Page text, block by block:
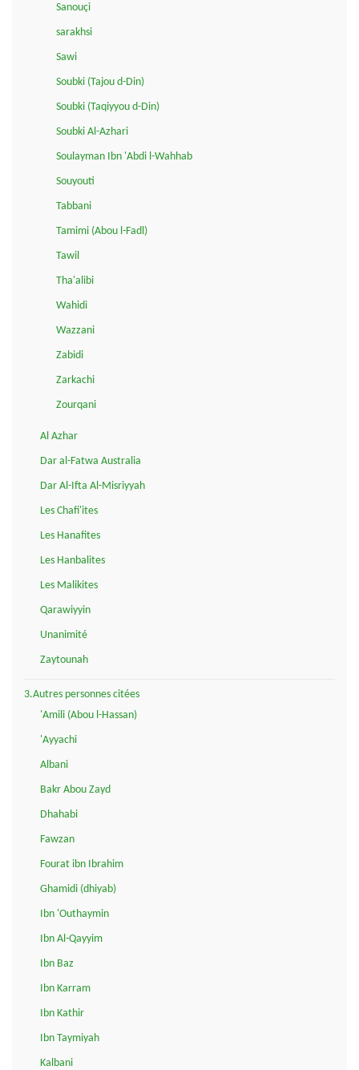
Sanouçi
sarakhsi
Sawi
Soubki (Tajou d-Din)
Soubki (Taqiyyou d-Din)
Soubki Al-Azhari
Soulayman Ibn 'Abdi l-Wahhab
Souyouti
Tabbani
Tamimi (Abou l-Fadl)
Tawil
Tha'alibi
Wahidi
Wazzani
Zabidi
Zarkachi
Zourqani
Al Azhar
Dar al-Fatwa Australia
Dar Al-Ifta Al-Misriyyah
Les Chafi'ites
Les Hanafites
Les Hanbalites
Les Malikites
Qarawiyyin
Unanimité
Zaytounah
3.Autres personnes citées
'Amili (Abou l-Hassan)
'Ayyachi
Albani
Bakr Abou Zayd
Dhahabi
Fawzan
Fourat ibn Ibrahim
Ghamidi (dhiyab)
Ibn 'Outhaymin
Ibn Al-Qayyim
Ibn Baz
Ibn Karram
Ibn Kathir
Ibn Taymiyah
Kalbani